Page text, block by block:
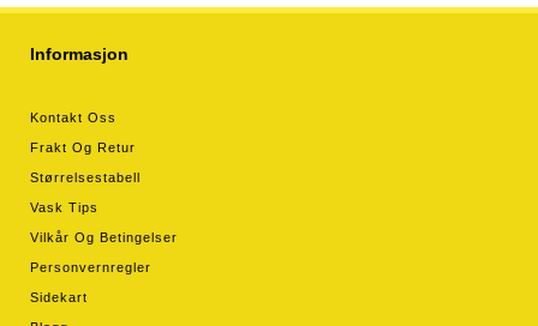
Informasjon
Kontakt Oss
Frakt Og Retur
Størrelsestabell
Vask Tips
Vilkår Og Betingelser
Personvernregler
Sidekart